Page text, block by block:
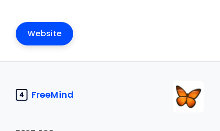
Website
4 FreeMind